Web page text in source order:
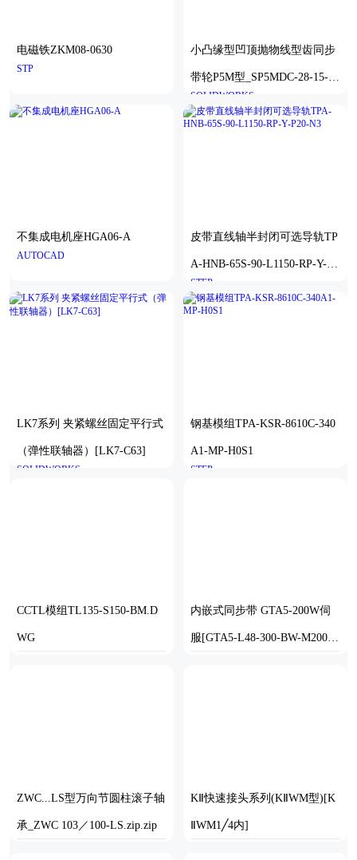
电磁铁ZKM08-0630
STP
小凸缘型凹顶抛物线型齿同步
带轮P5M型_SP5MDC-28-15-dc
10-A
SOLIDWORKS
不集成电机座HGA06-A
AUTOCAD
皮带直线轴半封闭可选导轨TP
A-HNB-65S-90-L1150-RP-Y-P2
0-N3
STEP
LK7系列 夹紧螺丝固定平行式
（弹性联轴器）[LK7-C63]
SOLIDWORKS
钢基模组TPA-KSR-8610C-340
A1-MP-H0S1
STEP
CCTL模组TL135-S150-BM.D
WG
内嵌式同步带 GTA5-200W伺
服[GTA5-L48-300-BW-M200W
ZWC...LS型万向节圆柱滚子轴
承_ZWC 103／100-LS.zip.zip
KⅡ快速接头系列(KⅡWM型)[K
ⅡWM1╱4内]